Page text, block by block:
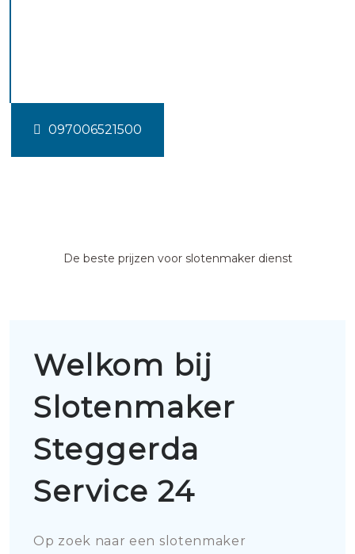
097006521500
De beste prijzen voor slotenmaker dienst
Welkom bij
Slotenmaker
Steggerda
Service 24
Op zoek naar een slotenmaker